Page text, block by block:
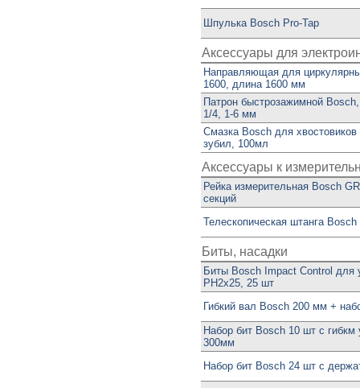
Шпулька Bosch Pro-Tap
Аксессуары для
Направляющая для
1600, длина 1600 мм
Патрон быстрозажимной
1/4, 1-6 мм
Смазка Bosch для
зубил, 100мл
Аксессуары к
Рейка измерительная Bosch
секций
Телескопическая штанга
Биты, насадки
Биты Bosch Impact Control для
PH2х25, 25 шт
Гибкий вал Bosch 200 мм +
Набор бит Bosch 10 шт с гибкм
300мм
Набор бит Bosch 24 шт с